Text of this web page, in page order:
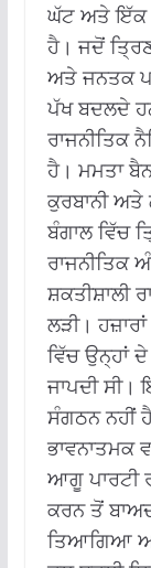
ਘੱਟ ਅਤੇ ਇੱਕ
ਹੈ। ਜਦੋਂ
ਅਤੇ ਜਨਤਕ
ਪੱਖ ਬਦਲਦੇ
ਰਾਜਨੀਤਿਕ
ਹੈ। ਮਮਤਾ
ਕੁਰਬਾਨੀ ਅਤੇ
ਬੰਗਾਲ ਵਿੱਚ
ਰਾਜਨੀਤਿਕ
ਸ਼ਕਤੀਸ਼ਾਲੀ
ਲੜੀ।
ਵਿੱਚ ਉਨ੍ਹਾਂ
ਜਾਪਦੀ ਸੀ।
ਸੰਗਠਨ ਨਹੀਂ
ਭਾਵਨਾਤਮਕ
ਆਗੂ ਪਾਰਟੀ
ਕਰਨ ਤੋਂ
ਤਿਆਗਿਆ